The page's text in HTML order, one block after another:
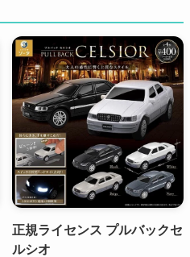
正規ライセンス プルバックセ
ルシオ